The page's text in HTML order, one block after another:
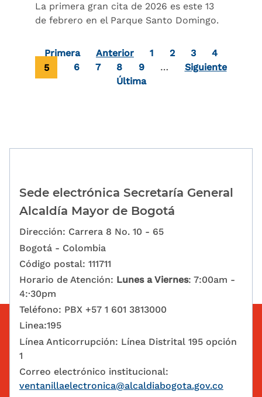
La primera gran cita de 2026 es este 13
de febrero en el Parque Santo Domingo.
Paginación
Primera página
Primera Anterior Page
1 Page
2 Page
3 Page
4
Página actual
5 Page
6 Page
7 Page
8 Page
9 …
Siguiente
Última página
Última
Sede electrónica Secretaría General
Alcaldía Mayor de Bogotá
Dirección: Carrera 8 No. 10 - 65
Bogotá - Colombia
Código postal: 111711
Horario de Atención: Lunes a Viernes: 7:00am -
4:·30pm
Teléfono: PBX +57 1 601 3813000
Linea:195
Línea Anticorrupción: Línea Distrital 195 opción
1
Correo electrónico institucional:
ventanillaelectronica@alcaldiabogota.gov.co